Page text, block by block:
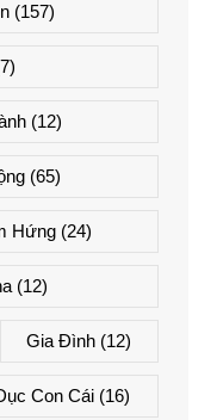
(157)
(12)
(65)
Hứng(24)
(12)
Gia Đình (12)
Con Cái(16)